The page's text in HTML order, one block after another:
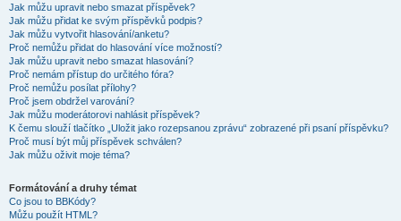
Jak můžu upravit nebo smazat příspěvek?
Jak můžu přidat ke svým příspěvků podpis?
Jak můžu vytvořit hlasování/anketu?
Proč nemůžu přidat do hlasování více možností?
Jak můžu upravit nebo smazat hlasování?
Proč nemám přístup do určitého fóra?
Proč nemůžu posílat přílohy?
Proč jsem obdržel varování?
Jak můžu moderátorovi nahlásit příspěvek?
K čemu slouží tlačítko „Uložit jako rozepsanou zprávu“ zobrazené při psaní příspěvku?
Proč musí být můj příspěvek schválen?
Jak můžu oživit moje téma?
Formátování a druhy témat
Co jsou to BBKódy?
Můžu použít HTML?